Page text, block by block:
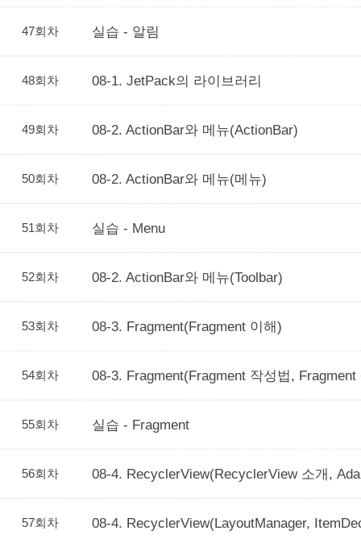
47회차 실습 - 알림
48회차 08-1. JetPack의 라이브러리
49회차 08-2. ActionBar와 메뉴(ActionBar)
50회차 08-2. ActionBar와 메뉴(메뉴)
51회차 실습 - Menu
52회차 08-2. ActionBar와 메뉴(Toolbar)
53회차 08-3. Fragment(Fragment 이해)
54회차 08-3. Fragment(Fragment 작성법,
55회차 실습 - Fragment
56회차 08-4. RecyclerView(RecyclerView 소개,
57회차 08-4. RecyclerView(LayoutManager,